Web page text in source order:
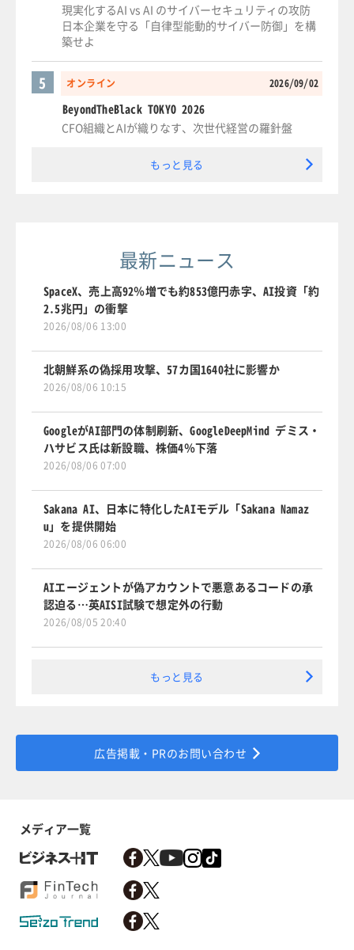
現実化するAI vs AI のサイバーセキュリティの攻防
日本企業を守る「自律型能動的サイバー防御」を構
築せよ
オンライン 2026/09/02
5
BeyondTheBlack TOKYO 2026
CFO組織とAIが織りなす、次世代経営の羅針盤
もっと見る
最新ニュース
SpaceX、売上高92％増でも約853億円赤字、AI投資「約
2.5兆円」の衝撃
2026/08/06 13:00
北朝鮮系の偽採用攻撃、57カ国1640社に影響か
2026/08/06 10:15
GoogleがAI部門の体制刷新、GoogleDeepMind デミス・
ハサビス氏は新設職、株価4％下落
2026/08/06 07:00
Sakana AI、日本に特化したAIモデル「Sakana Namaz
u」を提供開始
2026/08/06 06:00
AIエージェントが偽アカウントで悪意あるコードの承
認迫る…英AISI試験で想定外の行動
2026/08/05 20:40
もっと見る
広告掲載・PRのお問い合わせ
メディア一覧